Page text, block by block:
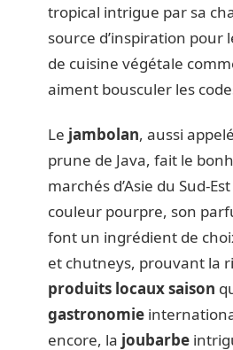
tropical intrigue par sa
source d’inspiration pour
de cuisine végétale
aiment bousculer les
Le jambolan, aussi
prune de Java, fait le
marchés d’Asie du Sud-
couleur pourpre, son
font un ingrédient de
et chutneys, prouvant la
produits locaux saison
gastronomie
encore, la joubarbe